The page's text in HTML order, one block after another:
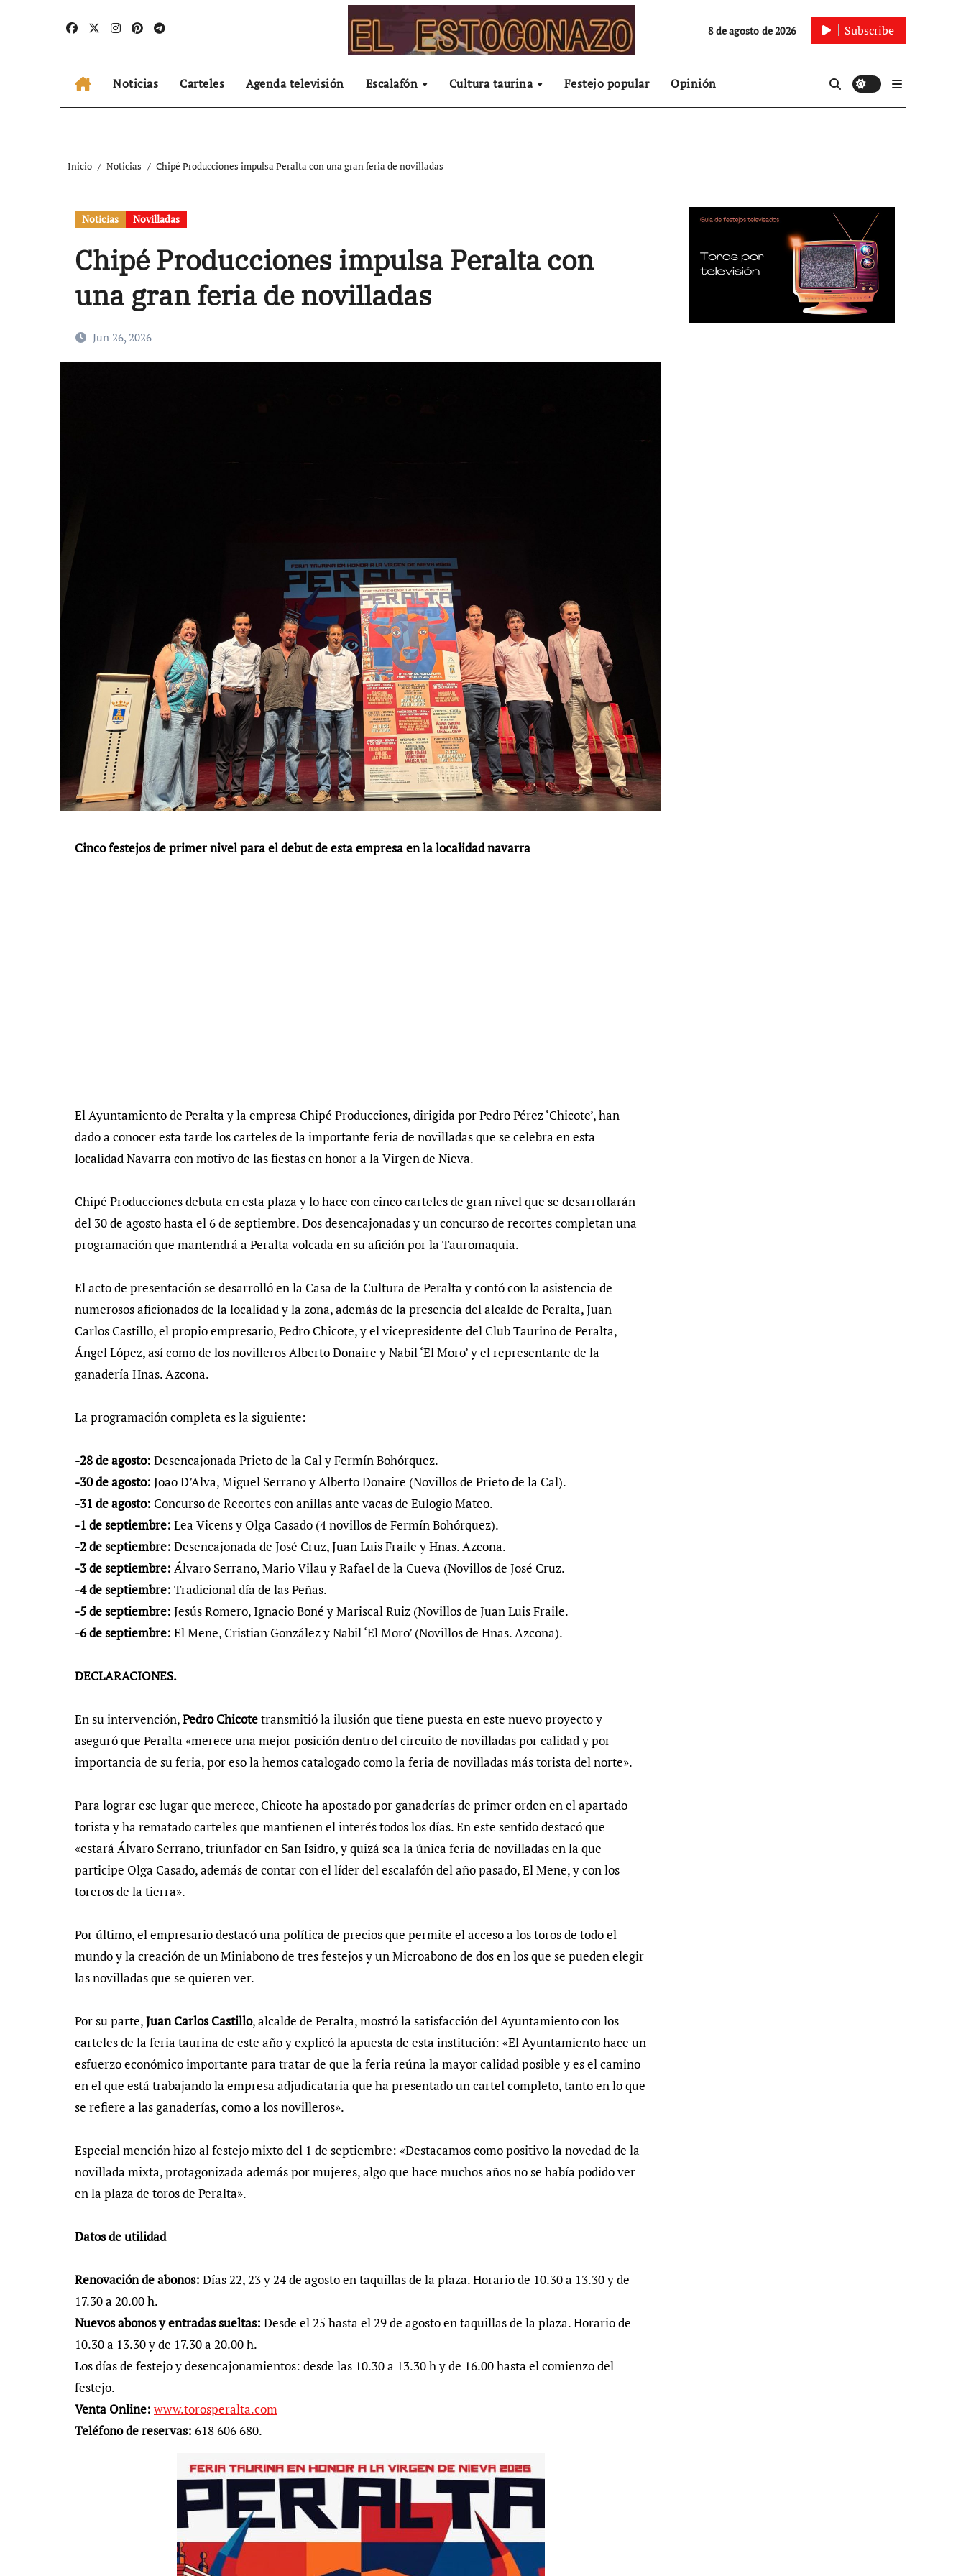
8 de agosto de 2026 Subscribe
Noticias Carteles Agenda televisión Escalafón Cultura taurina Festejo popular Opinión
Inicio Noticias Chipé Producciones impulsa Peralta con una gran feria de novilladas
Noticias Novilladas
Chipé Producciones impulsa Peralta con
una gran feria de novilladas
Jun 26, 2026
Cinco festejos de primer nivel para el debut de esta empresa en la localidad navarra
El Ayuntamiento de Peralta y la empresa Chipé Producciones, dirigida por Pedro Pérez ‘Chicote’, han
dado a conocer esta tarde los carteles de la importante feria de novilladas que se celebra en esta
localidad Navarra con motivo de las fiestas en honor a la Virgen de Nieva.
Chipé Producciones debuta en esta plaza y lo hace con cinco carteles de gran nivel que se desarrollarán
del 30 de agosto hasta el 6 de septiembre. Dos desencajonadas y un concurso de recortes completan una
programación que mantendrá a Peralta volcada en su afición por la Tauromaquia.
El acto de presentación se desarrolló en la Casa de la Cultura de Peralta y contó con la asistencia de
numerosos aficionados de la localidad y la zona, además de la presencia del alcalde de Peralta, Juan
Carlos Castillo, el propio empresario, Pedro Chicote, y el vicepresidente del Club Taurino de Peralta,
Ángel López, así como de los novilleros Alberto Donaire y Nabil ‘El Moro’ y el representante de la
ganadería Hnas. Azcona.
La programación completa es la siguiente:
-28 de agosto: Desencajonada Prieto de la Cal y Fermín Bohórquez.
-30 de agosto: Joao D’Alva, Miguel Serrano y Alberto Donaire (Novillos de Prieto de la Cal).
-31 de agosto: Concurso de Recortes con anillas ante vacas de Eulogio Mateo.
-1 de septiembre: Lea Vicens y Olga Casado (4 novillos de Fermín Bohórquez).
-2 de septiembre: Desencajonada de José Cruz, Juan Luis Fraile y Hnas. Azcona.
-3 de septiembre: Álvaro Serrano, Mario Vilau y Rafael de la Cueva (Novillos de José Cruz.
-4 de septiembre: Tradicional día de las Peñas.
-⁠5 de septiembre: Jesús Romero, Ignacio Boné y Mariscal Ruiz (Novillos de Juan Luis Fraile.
-6 de septiembre: El Mene, Cristian González y Nabil ‘El Moro’ (Novillos de Hnas. Azcona).
DECLARACIONES.
En su intervención,Pedro Chicotetransmitió la ilusión que tiene puesta en este nuevo proyecto y
aseguró que Peralta «merece una mejor posición dentro del circuito de novilladas por calidad y por
importancia de su feria, por eso la hemos catalogado como la feria de novilladas más torista del norte».
Para lograr ese lugar que merece, Chicote ha apostado por ganaderías de primer orden en el apartado
torista y ha rematado carteles que mantienen el interés todos los días. En este sentido destacó que
«estará Álvaro Serrano, triunfador en San Isidro, y quizá sea la única feria de novilladas en la que
participe Olga Casado, además de contar con el líder del escalafón del año pasado, El Mene, y con los
toreros de la tierra».
Por último, el empresario destacó una política de precios que permite el acceso a los toros de todo el
mundo y la creación de un Miniabono de tres festejos y un Microabono de dos en los que se pueden elegir
las novilladas que se quieren ver.
Por su parte,Juan Carlos Castillo, alcalde de Peralta, mostró la satisfacción del Ayuntamiento con los
carteles de la feria taurina de este año y explicó la apuesta de esta institución: «El Ayuntamiento hace un
esfuerzo económico importante para tratar de que la feria reúna la mayor calidad posible y es el camino
en el que está trabajando la empresa adjudicataria que ha presentado un cartel completo, tanto en lo que
se refiere a las ganaderías, como a los novilleros».
Especial mención hizo al festejo mixto del 1 de septiembre: «Destacamos como positivo la novedad de la
novillada mixta, protagonizada además por mujeres, algo que hace muchos años no se había podido ver
en la plaza de toros de Peralta».
Datos de utilidad
Renovación de abonos: Días 22, 23 y 24 de agosto en taquillas de la plaza. Horario de 10.30 a 13.30 y de
17.30 a 20.00 h.
Nuevos abonos y entradas sueltas: Desde el 25 hasta el 29 de agosto en taquillas de la plaza. Horario de
10.30 a 13.30 y de 17.30 a 20.00 h.
Los días de festejo y desencajonamientos: desde las 10.30 a 13.30 h y de 16.00 hasta el comienzo del
festejo.
Venta Online: www.torosperalta.com
Teléfono de reservas: 618 606 680.